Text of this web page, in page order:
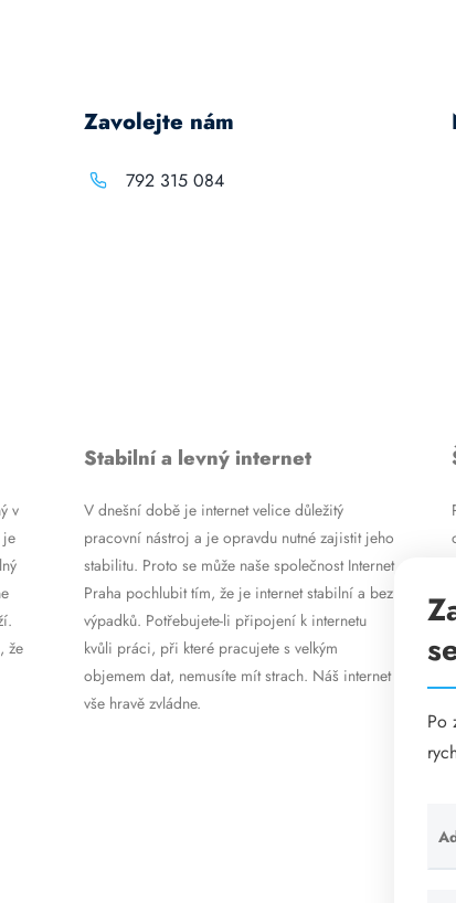
Zavolejte nám
792 315 084
v
je
že
Stabilní a levný internet
V dnešní době je internet velice důležitý
pracovní nástroj a je opravdu nutné zajistit jeho
stabilitu. Proto se může naše společnost Internet
Praha pochlubit tím, že je internet stabilní a bez
výpadků. Potřebujete-li připojení k internetu
kvůli práci, při které pracujete s velkým
objemem dat, nemusíte mít strach. Náš internet
vše hravě zvládne.
Po